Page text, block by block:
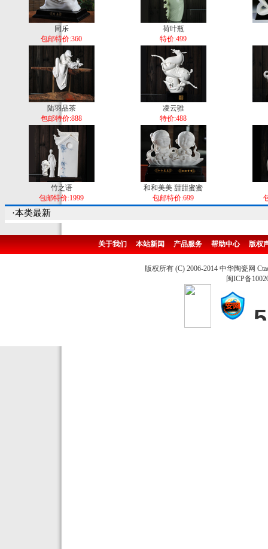
同乐
包邮特价:360
荷叶瓶
特价:499
陆羽品茶
包邮特价:888
凌云骓
特价:488
竹之语
包邮特价:1999
和和美美 甜甜蜜蜜
包邮特价:699
·本类最新
关于我们 本站新闻 产品服务 帮助中心 版权
版权所有 (C) 2006-2014 中华陶瓷网
闽ICP备